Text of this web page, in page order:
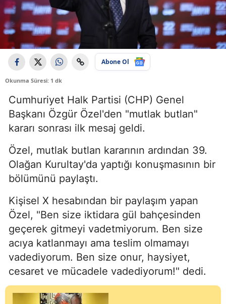
Abone Ol
Okunma Süresi: 1 dk
Cumhuriyet Halk Partisi (CHP) Genel
Başkanı Özgür Özel'den "mutlak butlan"
kararı sonrası ilk mesaj geldi.
Özel, mutlak butlan kararının ardından 39.
Olağan Kurultay'da yaptığı konuşmasının bir
bölümünü paylaştı.
Kişisel X hesabından bir paylaşım yapan
Özel, "Ben size iktidara gül bahçesinden
geçerek gitmeyi vadetmiyorum. Ben size
acıya katlanmayı ama teslim olmamayı
vadediyorum. Ben size onur, haysiyet,
cesaret ve mücadele vadediyorum!" dedi.